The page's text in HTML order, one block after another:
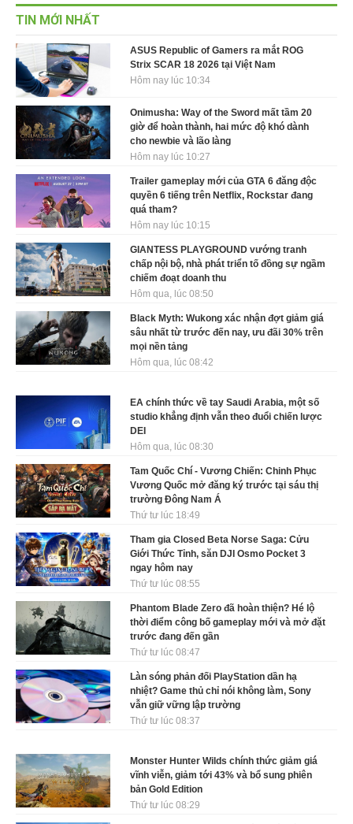
TIN MỚI NHẤT
ASUS Republic of Gamers ra mắt ROG
Strix SCAR 18 2026 tại Việt Nam
Hôm nay lúc 10:34
Onimusha: Way of the Sword mất tầm 20
giờ để hoàn thành, hai mức độ khó dành
cho newbie và lão làng
Hôm nay lúc 10:27
Trailer gameplay mới của GTA 6 đăng độc
quyền 6 tiếng trên Netflix, Rockstar đang
quá tham?
Hôm nay lúc 10:15
GIANTESS PLAYGROUND vướng tranh
chấp nội bộ, nhà phát triển tố đồng sự ngầm
chiếm đoạt doanh thu
Hôm qua, lúc 08:50
Black Myth: Wukong xác nhận đợt giảm giá
sâu nhất từ trước đến nay, ưu đãi 30% trên
mọi nền tảng
Hôm qua, lúc 08:42
EA chính thức về tay Saudi Arabia, một số
studio khẳng định vẫn theo đuổi chiến lược
DEI
Hôm qua, lúc 08:30
Tam Quốc Chí - Vương Chiến: Chinh Phục
Vương Quốc mở đăng ký trước tại sáu thị
trường Đông Nam Á
Thứ tư lúc 18:49
Tham gia Closed Beta Norse Saga: Cửu
Giới Thức Tỉnh, săn DJI Osmo Pocket 3
ngay hôm nay
Thứ tư lúc 08:55
Phantom Blade Zero đã hoàn thiện? Hé lộ
thời điểm công bố gameplay mới và mở đặt
trước đang đến gần
Thứ tư lúc 08:47
Làn sóng phản đối PlayStation dần hạ
nhiệt? Game thủ chỉ nói không làm, Sony
vẫn giữ vững lập trường
Thứ tư lúc 08:37
Monster Hunter Wilds chính thức giảm giá
vĩnh viễn, giảm tới 43% và bổ sung phiên
bản Gold Edition
Thứ tư lúc 08:29